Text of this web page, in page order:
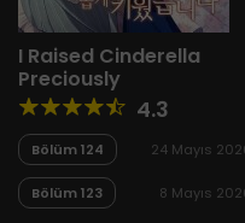
I Raised Cinderella
Preciously
4.3
Bölüm 124 24 Mayıs
Bölüm 123 8 Mayıs